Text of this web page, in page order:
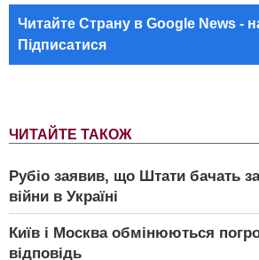
ЧИТАЙТЕ ТАКОЖ
Рубіо заявив, що Штати бачать
війни в Україні
Київ і Москва обмінюються
відповідь
Читайте Страну в Google News -
Підписатися